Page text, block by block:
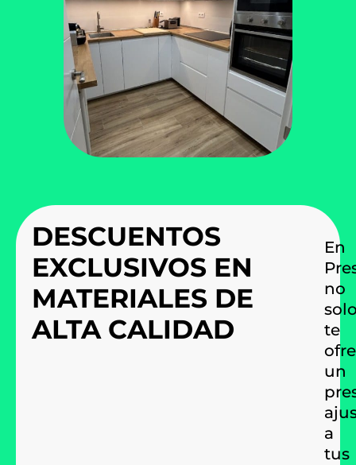
DESCUENTOS
EXCLUSIVOS EN
MATERIALES DE
ALTA CALIDAD
En
no
te
un
a
tus